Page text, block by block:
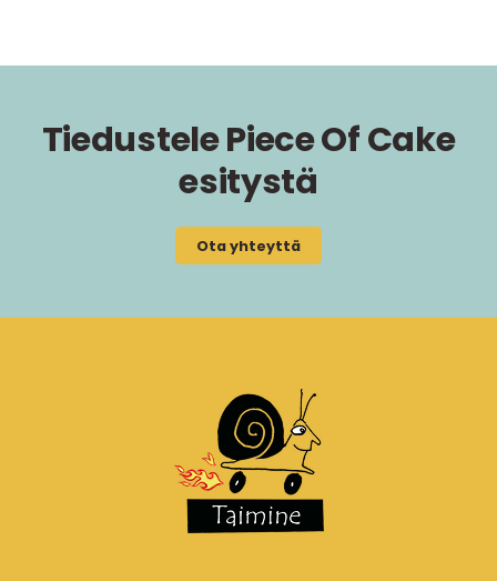
Tiedustele Piece Of Cake
esitystä
Ota yhteyttä